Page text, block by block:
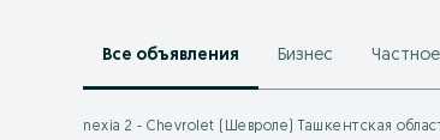
Все объявления Бизнес Частное
nexia 2 - Chevrolet (Шевроле) Ташкентская